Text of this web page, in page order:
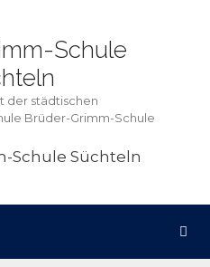
Schule
der städtischen
Brüder-Grimm-Schule